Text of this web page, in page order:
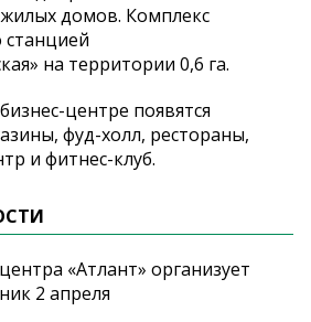
домов. Комплекс
станцией
на территории 0,6 га.
центре появятся
фуд-холл, рестораны,
и фитнес-клуб.
«Атлант» организует
2 апреля